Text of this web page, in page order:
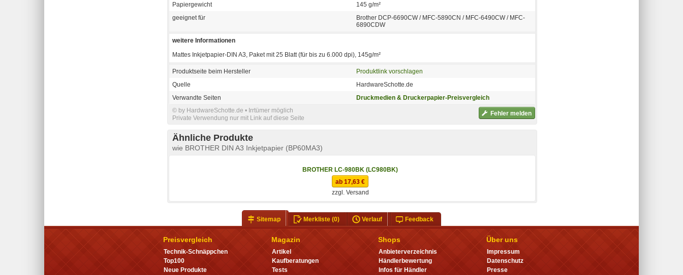
Papiergewicht
145 g/m²
geeignet für
Brother DCP-6690CW / MFC-5890CN / MFC-6490CW / MFC-
6890CDW
weitere Informationen
Mattes Inkjetpapier-DIN A3, Paket mit 25 Blatt (für bis zu 6.000 dpi), 145g/m²
Produktseite beim Hersteller
Produktlink vorschlagen
Quelle
HardwareSchotte.de
Verwandte Seiten
Druckmedien & Druckerpapier-Preisvergleich
Fehler melden
© by HardwareSchotte.de • Irrtümer möglich
Private Verwendung nur mit Link auf diese Seite
Ähnliche Produkte
wie BROTHER DIN A3 Inkjetpapier (BP60MA3)
BROTHER LC-980BK (LC980BK)
ab 17,63 €
zzgl. Versand
Sitemap Merkliste(0) Verlauf Feedback
Preisvergleich
Technik-Schnäppchen
Top100
Neue Produkte
Magazin
Artikel
Kaufberatungen
Tests
Shops
Anbieterverzeichnis
Händlerbewertung
Infos für Händler
Über uns
Impressum
Datenschutz
Presse